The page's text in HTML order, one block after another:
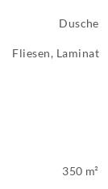
Dusche
Fliesen, Laminat
350 m²